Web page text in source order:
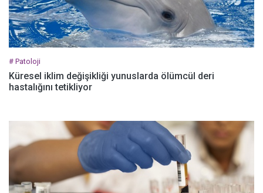
# Patoloji
Küresel iklim değişikliği yunuslarda ölümcül deri
hastalığını tetikliyor